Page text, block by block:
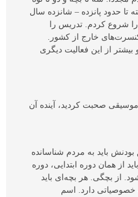
تا حدود پانزده – شانزده سال
شروع کردم. تدریس را
خارج از کشور.
از این فعالیت دیگری
صحبت کردید، آینده آن
باید به مردم شناسانده
از‌‌ همان دوره ابتدایی، دوره
از بچگی. هر بچه‌ای باید
دارد. اسم